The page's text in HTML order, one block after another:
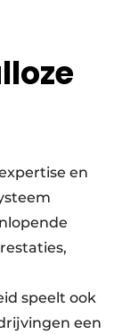
en
speelt ook
een